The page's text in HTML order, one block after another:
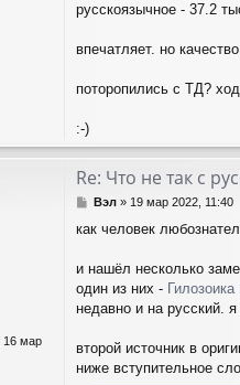
русскоязычное - 37.2
впечатляет. но
поторопились с ТД?
:-)
16 мар
Re: Что не так с
С
о
щ
е
н
и
Вэл» 19 мар 2022, 11:40
как человек
и нашёл несколько
один из них -
недавно и на русский.
второй источник в
ниже вступительное